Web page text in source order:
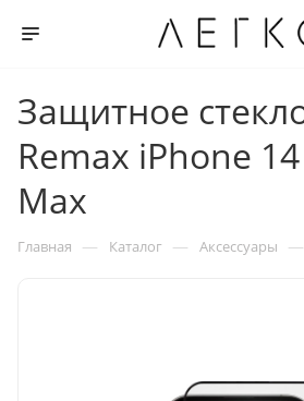
Защитное
Remax iPhone
Max
Главная — Каталог — Аксессуары —